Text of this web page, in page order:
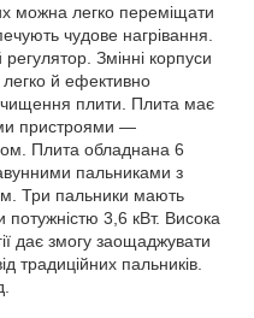
можна легко переміщати
чудове нагрівання.
Змінні корпуси
й ефективно
чищення плити. Плита має
пристроями —
Плита обладнана 6
пальниками з
Три пальники мають
потужністю 3,6 кВт. Висока
дає змогу заощаджувати
традиційних пальників.